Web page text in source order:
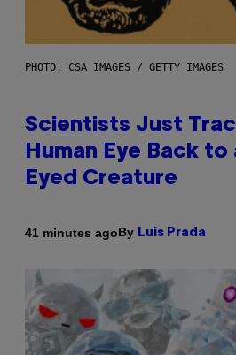
PHOTO: CSA IMAGES / GETTY IMAGES
Scientists Just
Human Eye Back to
Eyed Creature
41 minutes agoBy Luis Prada